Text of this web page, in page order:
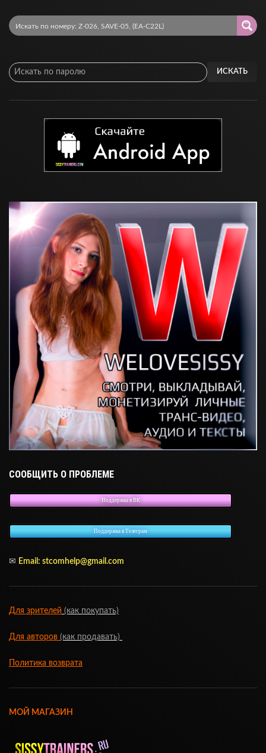
ИСКАТЬ
СООБЩИТЬ О ПРОБЛЕМЕ
Поддержка в ВК
Поддержка в Телеграм
✉ Email: stcomhelp@gmail.com
Для зрителей (как покупать)
Для авторов (как продавать)
Политика возврата
МОЙ МАГАЗИН